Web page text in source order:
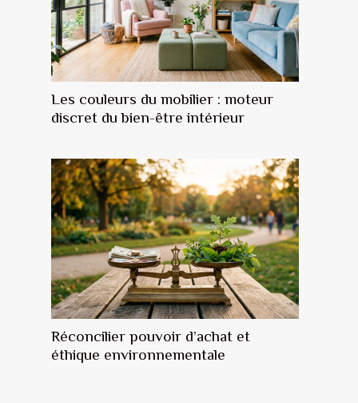
Les couleurs du mobilier : moteur
discret du bien-être intérieur
Réconcilier pouvoir d’achat et
éthique environnementale